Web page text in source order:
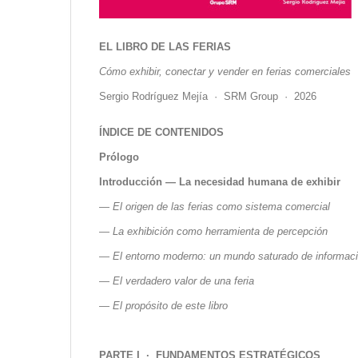
EL LIBRO DE LAS FERIAS
Cómo exhibir, conectar y vender en ferias comerciales
Sergio Rodríguez Mejía · SRM Group · 2026
ÍNDICE DE CONTENIDOS
Prólogo
Introducción — La necesidad humana de exhibir
— El origen de las ferias como sistema comercial
— La exhibición como herramienta de percepción
— El entorno moderno: un mundo saturado de
— El verdadero valor de una feria
— El propósito de este libro
PARTE I · FUNDAMENTOS ESTRATÉGICOS